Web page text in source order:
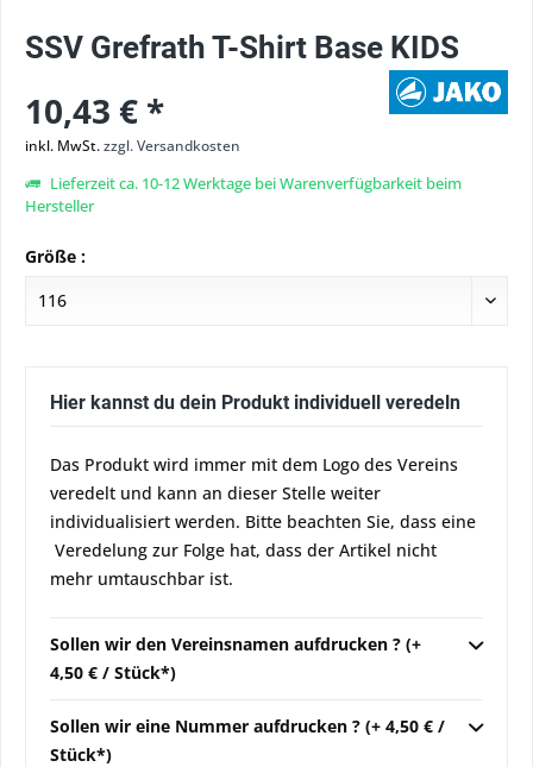
SSV Grefrath T-Shirt Base KIDS
10,43 € *
inkl. MwSt.zzgl. Versandkosten
Lieferzeit ca. 10-12 Werktage bei Warenverfügbarkeit beim
Hersteller
Größe :
Hier kannst du dein Produkt individuell veredeln
Das Produkt wird immer mit dem Logo des Vereins
veredelt und kann an dieser Stelle weiter
individualisiert werden. Bitte beachten Sie, dass eine
Veredelung zur Folge hat, dass der Artikel nicht
mehr umtauschbar ist.
Sollen wir den Vereinsnamen aufdrucken ? (+
4,50 € / Stück*)
Sollen wir eine Nummer aufdrucken ? (+ 4,50 € /
Stück*)